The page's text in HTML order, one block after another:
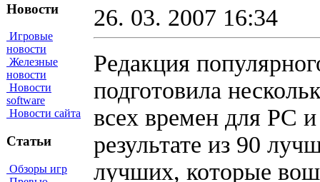
Новости
Игровые
новости
Железные
новости
Новости
software
Новости сайта
Статьи
Обзоры игр
26. 03. 2007 16:34
Редакция
подготовила
всех времен для PC
результате из 90
лучших, которые